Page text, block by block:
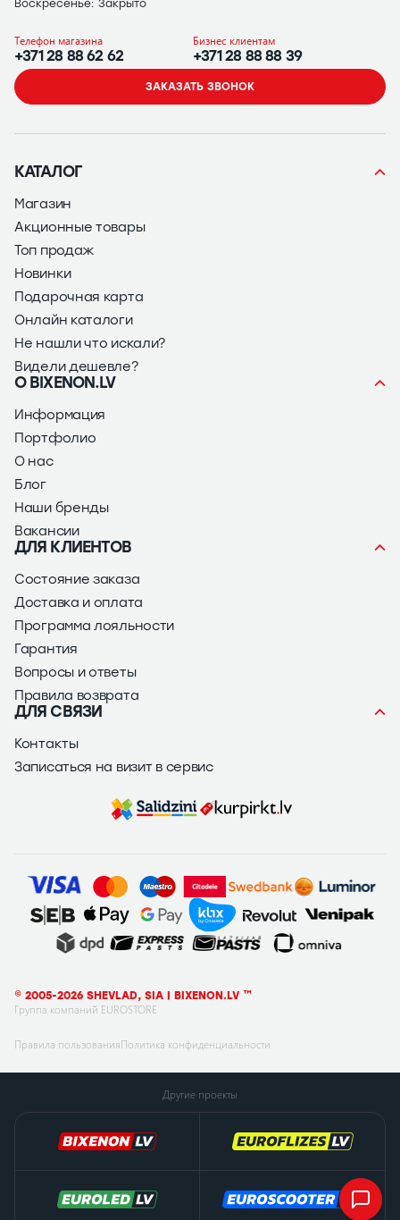
Воскресенье: Закрыто
Телефон магазина
+371 28 88 62 62
Бизнес клиентам
+371 28 88 88 39
ЗАКАЗАТЬ ЗВОНОК
КАТАЛОГ
Магазин
Акционные товары
Топ продаж
Новинки
Подарочная карта
Онлайн каталоги
Не нашли что искали?
Видели дешевле?
О BIXENON.LV
Информация
Портфолио
О нас
Блог
Наши бренды
Вакансии
ДЛЯ КЛИЕНТОВ
Состояние заказа
Доставка и оплата
Программа лояльности
Гарантия
Вопросы и ответы
Правила возврата
ДЛЯ СВЯЗИ
Контакты
Записаться на визит в сервис
© 2005-2026 SHEVLAD, SIA | BIXENON.LV ™
Группа компаний EUROSTORE
Правила пользованияПолитика конфиденциальности
Другие проекты